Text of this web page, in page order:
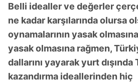
Belli idealler ve değerler
ne kadar karşılarında olursa
oynamalarının yasak
yasak olmasına rağmen,
dallarını yayarak yurt
kazandırma ideallerinden hiç